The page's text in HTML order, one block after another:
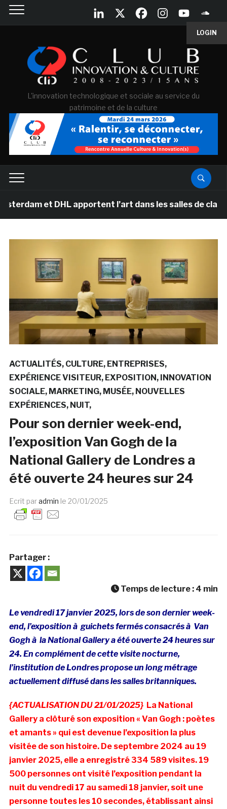
LOGIN
L'innovation technologique et sociale au service du
patrimoine et de la culture
et DHL apportent l’art dans les salles de classe des
ACTUALITÉS CULTURE ENTREPRISES
EXPÉRIENCE VISITEUR EXPOSITION INNOVATION
SOCIALE MARKETING MUSÉE NOUVELLES
EXPÉRIENCES NUIT
Pour son dernier week-end,
l’exposition Van Gogh de la
National Gallery de Londres a
été ouverte 24 heures sur 24
Ecrit paradmin le 20/01/2025
Partager :
Temps de lecture : 4 min
Le vendredi 17 janvier 2025, lors de son dernier week-
end, l’exposition à guichets fermés consacrés à Van
Gogh à la National Gallery a été ouverte 24 heures sur
24. En complément de cette visite nocturne,
l’institution de Londres propose un long métrage
actuellement diffusé dans les salles britanniques.
{ACTUALISATION DU 21/01/2025} La National
Gallery a clôturé son exposition « Van Gogh : poètes
et amants » qui est devenue l’exposition la plus
visitée de son histoire. De septembre 2024 au 19
janvier 2025, elle a enregistré 334 589 visites. 19
500 personnes ont visité l’exposition pendant la
nuit du vendredi 17 au samedi 18 janvier, soit une
personne toutes les 10 secondes, établissant ainsi